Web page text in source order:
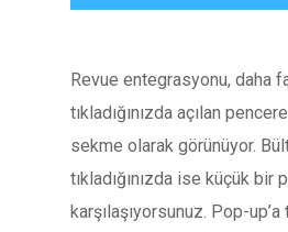
Revue entegrasyonu, daha
tıkladığınızda açılan
sekme olarak görünüyor.
tıkladığınızda ise küçük bir
karşılaşıyorsunuz. Pop-up’a